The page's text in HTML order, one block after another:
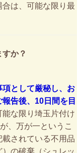
は、可能な限り最
か？
として厳秘し、お
告後、10日間を目
能な限り埼玉片付け
、万が一というこ
されている不用品
）の破棄（シュレッ